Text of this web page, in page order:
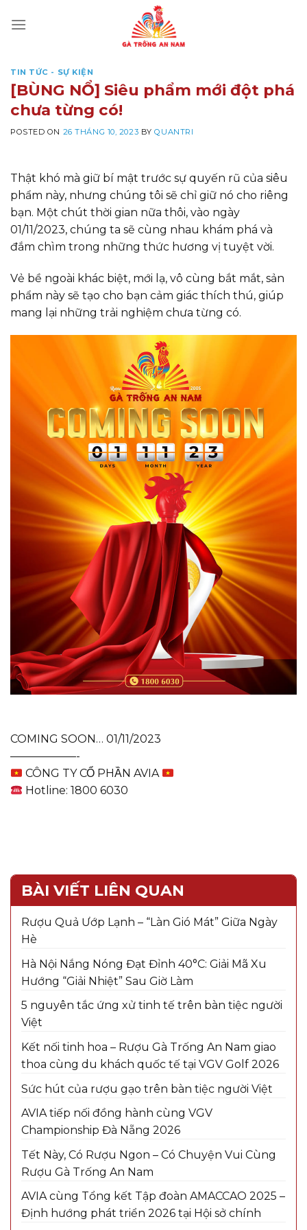
TIN TỨC - SỰ KIỆN
[BÙNG NỔ] Siêu phẩm mới đột phá
chưa từng có!
POSTED ON 26 THÁNG 10, 2023 BYQUANTRI
Thật khó mà giữ bí mật trước sự quyến rũ của siêu
phẩm này, nhưng chúng tôi sẽ chỉ giữ nó cho riêng
bạn. Một chút thời gian nữa thôi, vào ngày
01/11/2023, chúng ta sẽ cùng nhau khám phá và
đắm chìm trong những thức hương vị tuyệt vời.
Vẻ bề ngoài khác biệt, mới lạ, vô cùng bắt mắt, sản
phẩm này sẽ tạo cho bạn cảm giác thích thú, giúp
mang lại những trải nghiệm chưa từng có.
COMING SOON… 01/11/2023
——————-
CÔNG TY CỔ PHẦN AVIA
Hotline: 1800 6030
BÀI VIẾT LIÊN QUAN
Rượu Quả Ướp Lạnh – “Làn Gió Mát” Giữa Ngày
Hè
Hà Nội Nắng Nóng Đạt Đỉnh 40°C: Giải Mã Xu
Hướng “Giải Nhiệt” Sau Giờ Làm
5 nguyên tắc ứng xử tinh tế trên bàn tiệc người
Việt
Kết nối tinh hoa – Rượu Gà Trống An Nam giao
thoa cùng du khách quốc tế tại VGV Golf 2026
Sức hút của rượu gạo trên bàn tiệc người Việt
AVIA tiếp nối đồng hành cùng VGV
Championship Đà Nẵng 2026
Tết Này, Có Rượu Ngon – Có Chuyện Vui Cùng
Rượu Gà Trống An Nam
AVIA cùng Tổng kết Tập đoàn AMACCAO 2025 –
Định hướng phát triển 2026 tại Hội sở chính